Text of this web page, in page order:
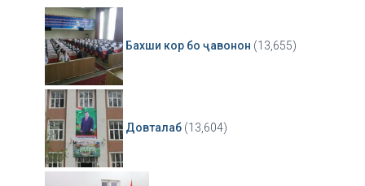
Бахши кор бо ҷавонон (13,655)
Довталаб (13,604)